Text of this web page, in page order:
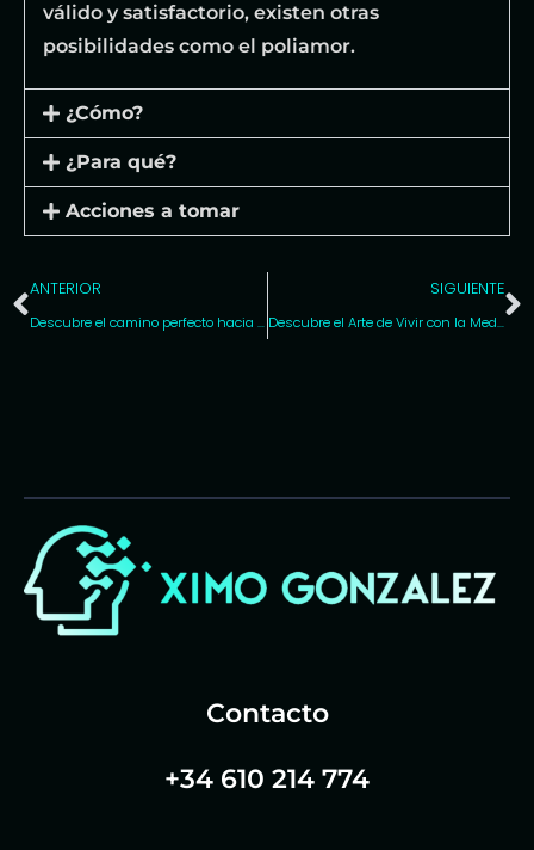
válido y satisfactorio, existen otras
posibilidades como el poliamor.
¿Cómo?
¿Para qué?
Acciones a tomar
ANTERIOR
Descubre el camino perfecto hacia la plenitud con Osho: una guía transformadora
SIGUIENTE
Descubre el Arte de Vivir con la Meditación Vipassana de S.N Goenka+Meditación Vipassana 12 min.
Contacto
+34 610 214 774